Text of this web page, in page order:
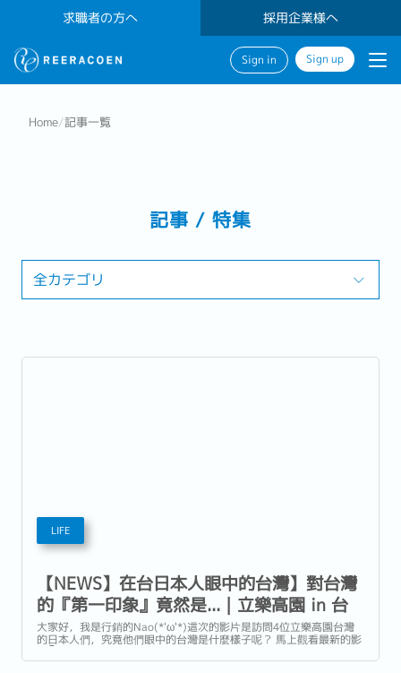
求職者の方へ 採用企業様へ
Sign in Sign up
Home/記事一覧
記事 / 特集
全カテゴリ
LIFE
【NEWS】在台日本人眼中的台灣】對台灣
的『第一印象』竟然是... | 立樂高園 in 台
灣
大家好，我是行銷的Nao(*'ω'*)這次的影片是訪問4位立樂高園台灣
的日本人們，究竟他們眼中的台灣是什麼樣子呢？ 馬上觀看最新的影
樂高園 in 台灣 ★最新情報將會在各大社群媒體粉專發布！歡迎訂閱